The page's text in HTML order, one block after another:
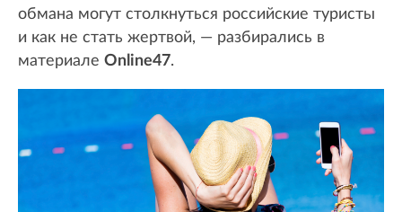
обмана могут столкнуться российские туристы
и как не стать жертвой, — разбирались в
материале Online47.